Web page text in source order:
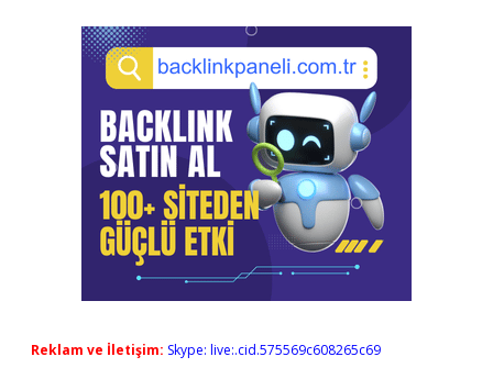
Reklam ve İletişim: Skype: live:.cid.575569c608265c69